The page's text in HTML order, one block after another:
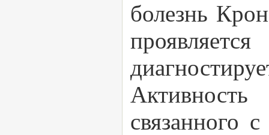
болезнь
связанного